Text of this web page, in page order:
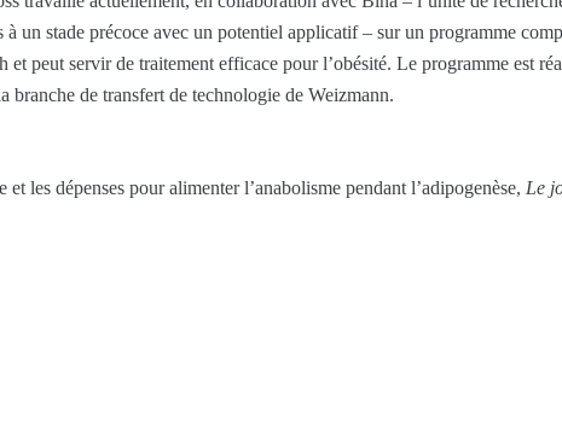
un stade précoce avec un potentiel applicatif – sur un programme
peut servir de traitement efficace pour l’obésité. Le programme est
branche de transfert de technologie de Weizmann.
les dépenses pour alimenter l’anabolisme pendant l’adipogenèse, Le